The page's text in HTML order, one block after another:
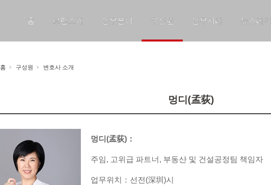
홈 로펌소개 업무분야 구성원 업무사례 뉴스레터
홈 구성원 변호사 소개
멍디(孟荻)
멍디(孟荻)：
주임, 고위급 파트너, 부동산 및 건설공정팀 책임자
업무위치：선전(深圳)시